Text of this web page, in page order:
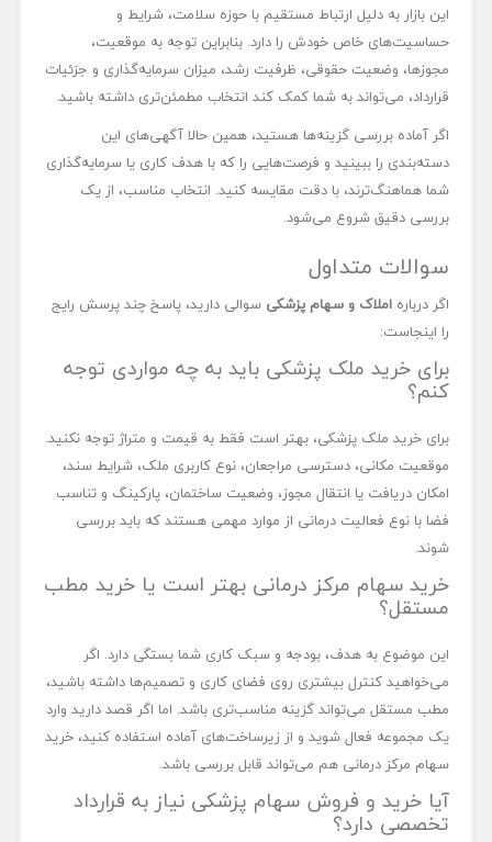
این بازار به دلیل ارتباط مستقیم با حوزه سلامت، شرایط و
حساسیت‌های خاص خودش را دارد. بنابراین توجه به موقعیت،
مجوزها، وضعیت حقوقی، ظرفیت رشد، میزان سرمایه‌گذاری و جزئیات
قرارداد، می‌تواند به شما کمک کند انتخاب مطمئن‌تری داشته باشید.
اگر آماده بررسی گزینه‌ها هستید، همین حالا آگهی‌های این
دسته‌بندی را ببینید و فرصت‌هایی را که با هدف کاری یا سرمایه‌گذاری
شما هماهنگ‌ترند، با دقت مقایسه کنید. انتخاب مناسب، از یک
بررسی دقیق شروع می‌شود.
سوالات متداول
اگر دربارهاملاک و سهام پزشکی سوالی دارید، پاسخ چند پرسش رایج
را اینجاست:
برای خرید ملک پزشکی باید به چه مواردی توجه
کنم؟
برای خرید ملک پزشکی، بهتر است فقط به قیمت و متراژ توجه نکنید.
موقعیت مکانی، دسترسی مراجعان، نوع کاربری ملک، شرایط سند،
امکان دریافت یا انتقال مجوز، وضعیت ساختمان، پارکینگ و تناسب
فضا با نوع فعالیت درمانی از موارد مهمی هستند که باید بررسی
شوند.
خرید سهام مرکز درمانی بهتر است یا خرید مطب
مستقل؟
این موضوع به هدف، بودجه و سبک کاری شما بستگی دارد. اگر
می‌خواهید کنترل بیشتری روی فضای کاری و تصمیم‌ها داشته باشید،
مطب مستقل می‌تواند گزینه مناسب‌تری باشد. اما اگر قصد دارید وارد
یک مجموعه فعال شوید و از زیرساخت‌های آماده استفاده کنید، خرید
سهام مرکز درمانی هم می‌تواند قابل بررسی باشد.
آیا خرید و فروش سهام پزشکی نیاز به قرارداد
تخصصی دارد؟